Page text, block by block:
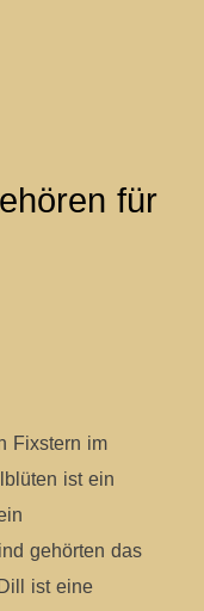
für
Fixstern im
ist ein
gehörten das
ist eine